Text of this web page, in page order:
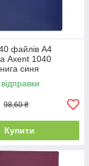
файлів А4
Axent 1040
синя
98,60 ₴
Купити